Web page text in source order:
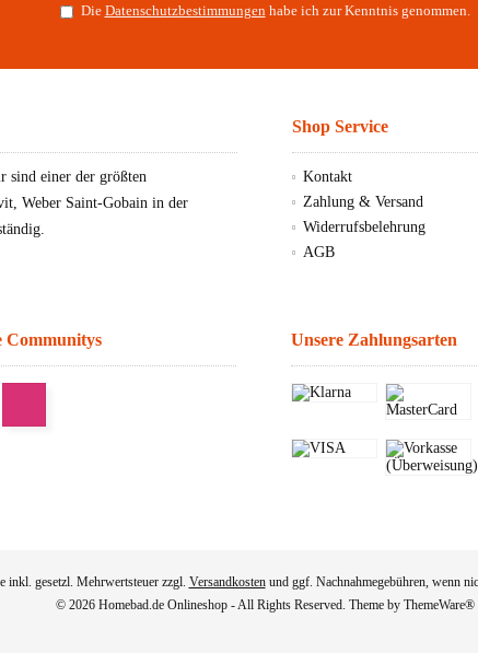
Die Datenschutzbestimmungen habe ich zur Kenntnis genommen.
sind einer der größten
Weber Saint-Gobain in der
Shop Service
Kontakt
Zahlung & Versand
Widerrufsbelehrung
AGB
Communitys Unsere Zahlungsarten
inkl. gesetzl. Mehrwertsteuer zzgl. Versandkostenund ggf. Nachnahmegebühren, wenn
© 2026 Homebad.de Onlineshop - All Rights Reserved. Theme by ThemeWare®